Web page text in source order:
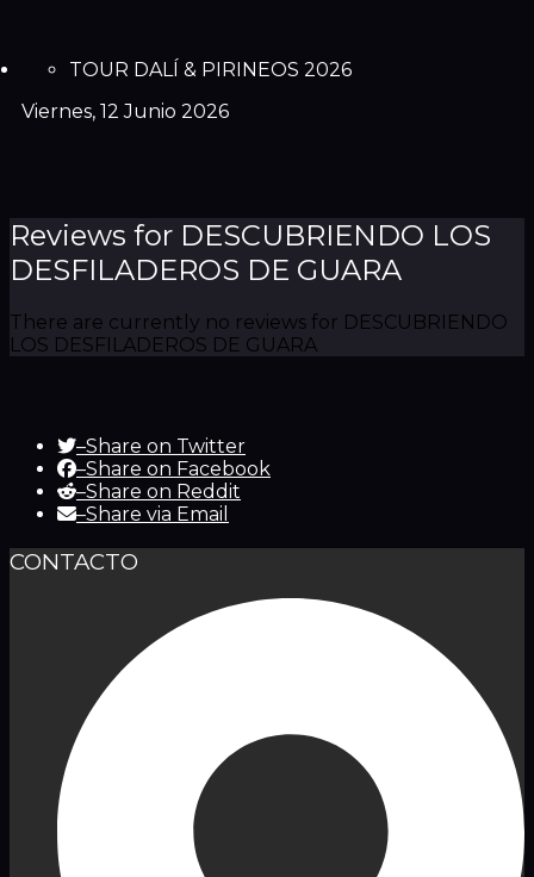
TOUR DALÍ & PIRINEOS 2026
Viernes, 12 Junio 2026
Reviews for DESCUBRIENDO LOS
DESFILADEROS DE GUARA
There are currently no reviews for DESCUBRIENDO
LOS DESFILADEROS DE GUARA
–Share on Twitter
–Share on Facebook
–Share on Reddit
–Share via Email
CONTACTO